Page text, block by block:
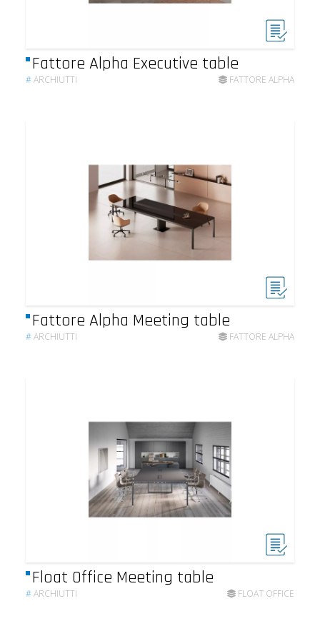
Fattore Alpha Executive table
#ARCHIUTTI FATTORE ALPHA
Fattore Alpha Meeting table
#ARCHIUTTI FATTORE ALPHA
Float Office Meeting table
#ARCHIUTTI FLOAT OFFICE